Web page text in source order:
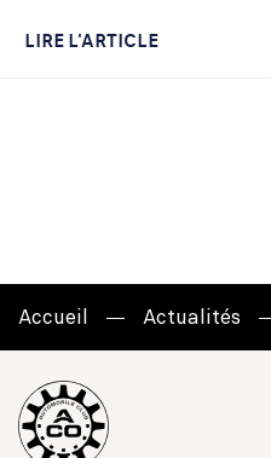
LIRE L'ARTICLE
Accueil Actualités